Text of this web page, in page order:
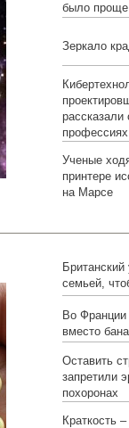
было
Зеркало
Ученые
принтере
на Марсе
семьей,
Во
вместо
Оставить
запретили
похоронах
Краткость